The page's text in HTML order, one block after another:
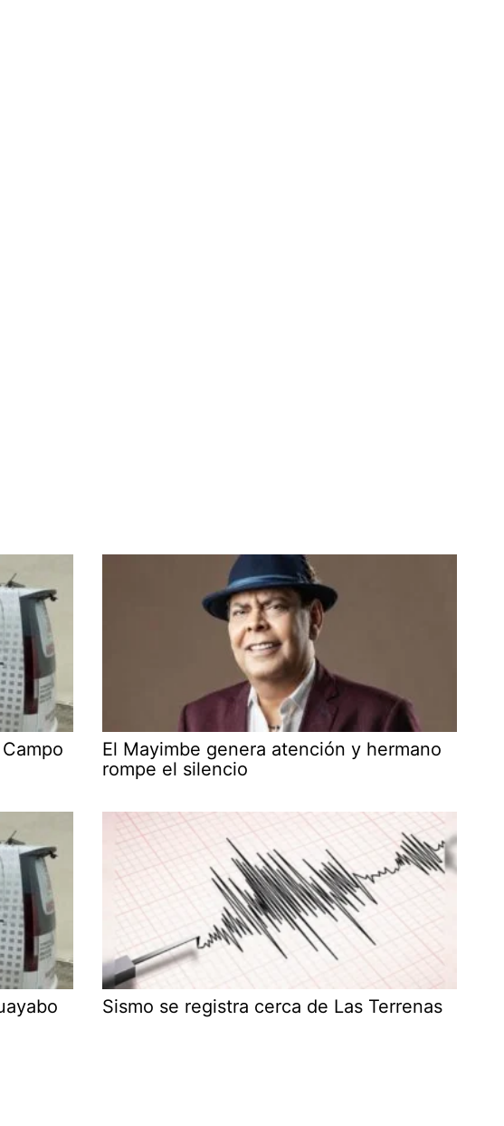
El Mayimbe genera atención y hermano
rompe el silencio
Sismo se registra cerca de Las Terrenas